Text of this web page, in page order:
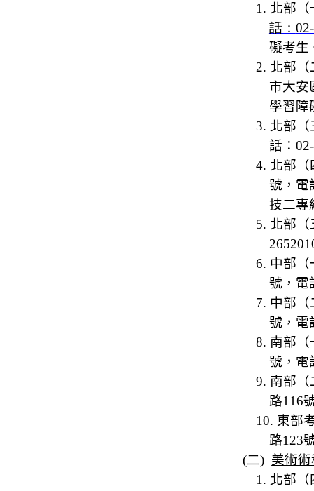
1. 北部（
話：
礙考生
2. 北部 （
市大安
學習障
3. 北部（
話：
4. 北部 （
號，電
技二專
5. 北部（
6. 中部（
號，電
7. 中部（
號，電
8. 南部（
號，電
9. 南部（
路116
10. 東部
路123
(二) 美術
1. 北部（